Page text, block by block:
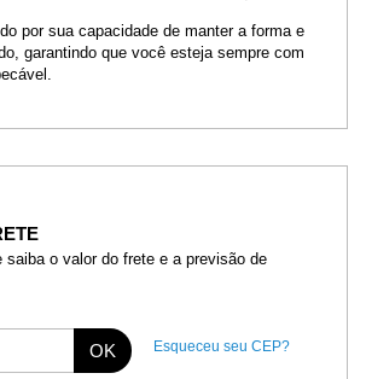
por sua capacidade de manter a forma e
garantindo que você esteja sempre com
saiba o valor do frete e a previsão de
OK Esqueceu seu CEP?